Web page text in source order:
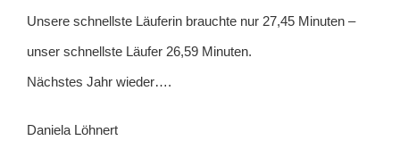
Unsere schnellste Läuferin brauchte nur 27,45 Minuten –
unser schnellste Läufer 26,59 Minuten.
Nächstes Jahr wieder….
Daniela Löhnert